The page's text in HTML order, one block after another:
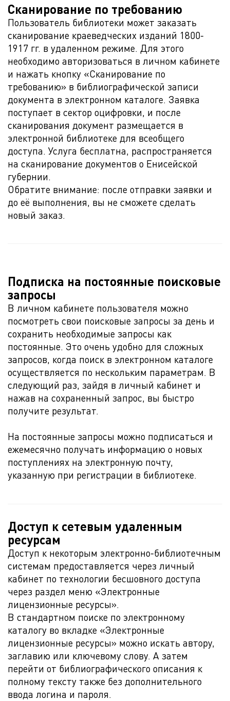
Сканирование по требованию
Пользователь библиотеки может заказать
сканирование краеведческих изданий 1800-
1917 гг. в удаленном режиме. Для этого
необходимо авторизоваться в личном кабинете
и нажать кнопку «Сканирование по
требованию» в библиографической записи
документа в электронном каталоге. Заявка
поступает в сектор оцифровки, и после
сканирования документ размещается в
электронной библиотеке для всеобщего
доступа. Услуга бесплатна, распространяется
на сканирование документов о Енисейской
губернии.
Обратите внимание: после отправки заявки и
до её выполнения, вы не сможете сделать
новый заказ.
Подписка на постоянные поисковые
запросы
В личном кабинете пользователя можно
посмотреть свои поисковые запросы за день и
сохранить необходимые запросы как
постоянные. Это очень удобно для сложных
запросов, когда поиск в электронном каталоге
осуществляется по нескольким параметрам. В
следующий раз, зайдя в личный кабинет и
нажав на сохраненный запрос, вы быстро
получите результат.
На постоянные запросы можно подписаться и
ежемесячно получать информацию о новых
поступлениях на электронную почту,
указанную при регистрации в библиотеке.
Доступ к сетевым удаленным
ресурсам
Доступ к некоторым электронно-библиотечным
системам предоставляется через личный
кабинет по технологии бесшовного доступа
через раздел меню «Электронные
лицензионные ресурсы».
В стандартном поиске по электронному
каталогу во вкладке «Электронные
лицензионные ресурсы» можно искать автору,
заглавию или ключевому слову. А затем
перейти от библиографического описания к
полному тексту также без дополнительного
ввода логина и пароля.